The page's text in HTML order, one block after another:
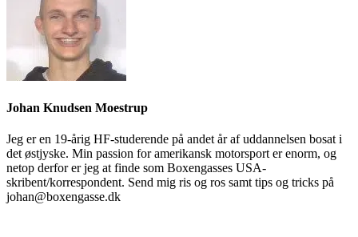
Johan Knudsen Moestrup
Jeg er en 19-årig HF-studerende på andet år af uddannelsen bosat i
det østjyske. Min passion for amerikansk motorsport er enorm, og
netop derfor er jeg at finde som Boxengasses USA-
skribent/korrespondent. Send mig ris og ros samt tips og tricks på
johan@boxengasse.dk